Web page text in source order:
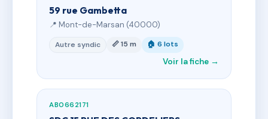
59 rue Gambetta
📍 Mont-de-Marsan (40000)
Autre syndic 📏 15 m 🏠 6 lots
Voir la fiche →
AB0662171